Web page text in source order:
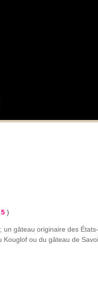
)
un gâteau originaire des
ou du gâteau de